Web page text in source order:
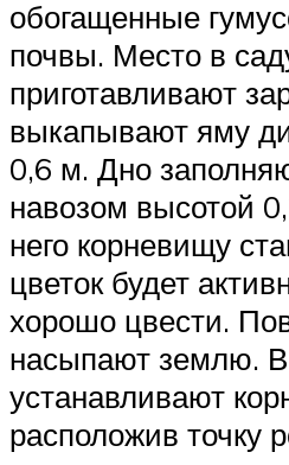
обогащенные
почвы. Место в
приготавливают
выкапывают яму
0,6 м. Дно
навозом высотой
него корневищу
цветок будет
хорошо цвести.
насыпают землю.
устанавливают
расположив точку